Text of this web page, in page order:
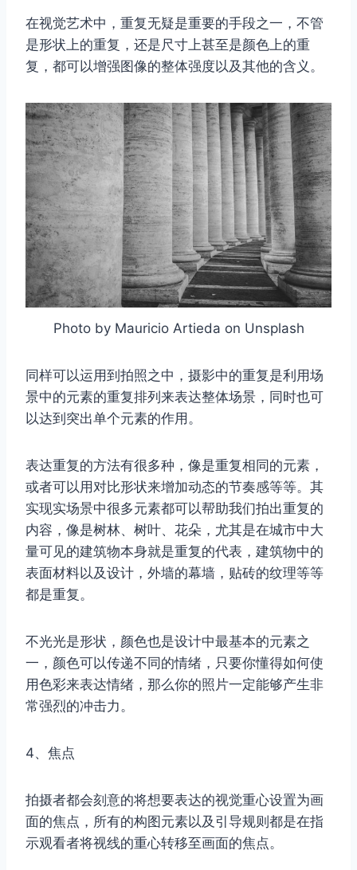
在视觉艺术中，重复无疑是重要的手段之一，不管
是形状上的重复，还是尺寸上甚至是颜色上的重
复，都可以增强图像的整体强度以及其他的含义。
Photo by Mauricio Artieda on Unsplash
同样可以运用到拍照之中，摄影中的重复是利用场
景中的元素的重复排列来表达整体场景，同时也可
以达到突出单个元素的作用。
表达重复的方法有很多种，像是重复相同的元素，
或者可以用对比形状来增加动态的节奏感等等。其
实现实场景中很多元素都可以帮助我们拍出重复的
内容，像是树林、树叶、花朵，尤其是在城市中大
量可见的建筑物本身就是重复的代表，建筑物中的
表面材料以及设计，外墙的幕墙，贴砖的纹理等等
都是重复。
不光光是形状，颜色也是设计中最基本的元素之
一，颜色可以传递不同的情绪，只要你懂得如何使
用色彩来表达情绪，那么你的照片一定能够产生非
常强烈的冲击力。
4、焦点
拍摄者都会刻意的将想要表达的视觉重心设置为画
面的焦点，所有的构图元素以及引导规则都是在指
示观看者将视线的重心转移至画面的焦点。